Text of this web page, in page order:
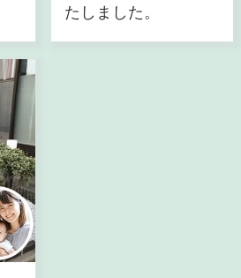
たしました。